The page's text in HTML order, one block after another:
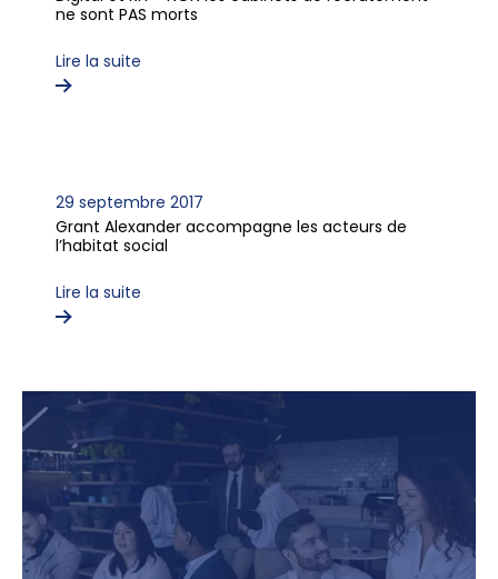
ne sont PAS morts
Lire la suite
29 septembre 2017
Grant Alexander accompagne les acteurs de
l’habitat social
Lire la suite